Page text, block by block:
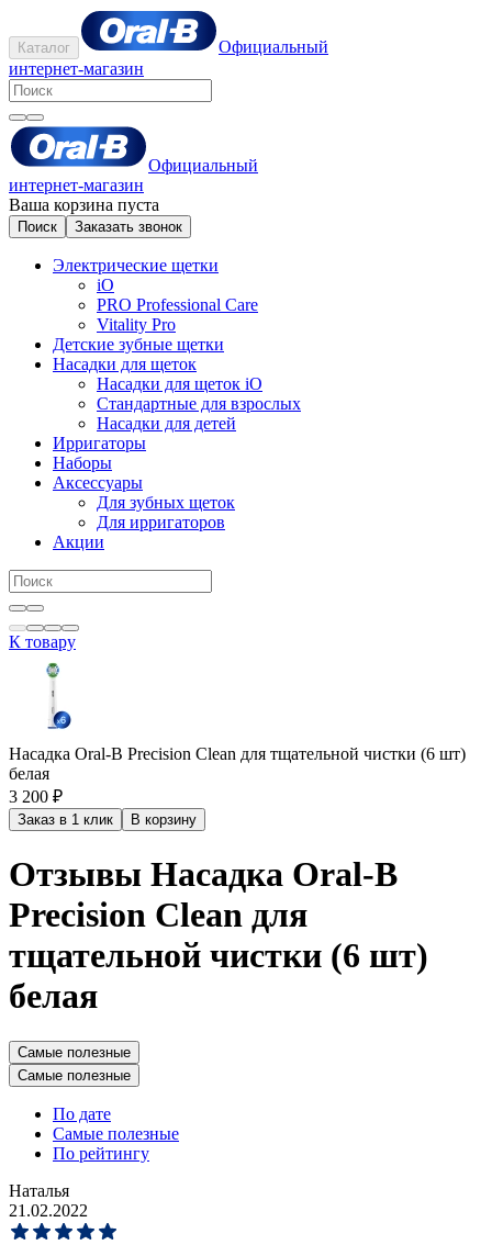
Каталог
Официальный
интернет-магазин
Официальный
интернет-магазин
Ваша корзина пуста
Поиск Заказать звонок
Электрические щетки
iO
PRO Professional Care
Vitality Pro
Детские зубные щетки
Насадки для щеток
Насадки для щеток iO
Стандартные для взрослых
Насадки для детей
Ирригаторы
Наборы
Аксессуары
Для зубных щеток
Для ирригаторов
Акции
К товару
Насадка Oral-B Precision Clean для тщательной чистки (6 шт)
белая
3 200 ₽
Заказ в 1 клик В корзину
Отзывы Насадка Oral-B
Precision Clean для
тщательной чистки (6 шт)
белая
Самые полезные
Самые полезные
По дате
Самые полезные
По рейтингу
Наталья
21.02.2022